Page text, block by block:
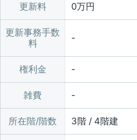
更新料 0万円
更新事務手数
料
権利金
雑費
所在階/階数 3階 / 4階建